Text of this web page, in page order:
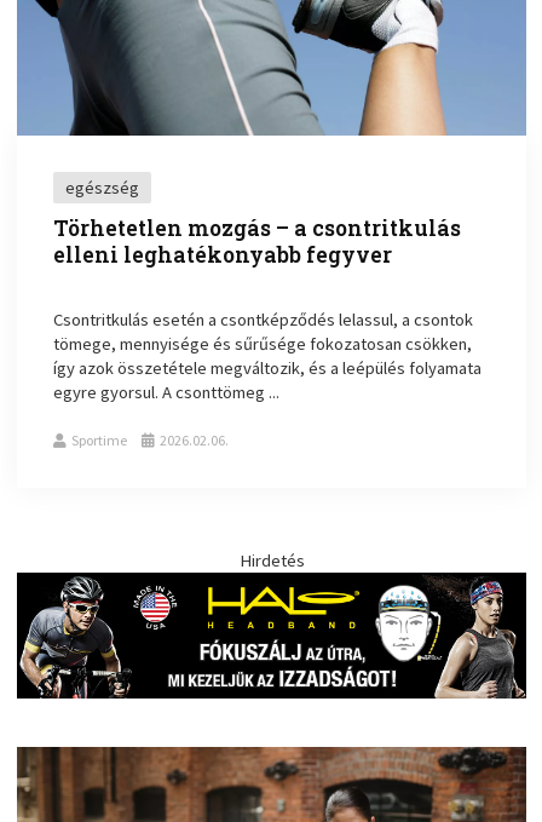
egészség
Törhetetlen mozgás – a csontritkulás
elleni leghatékonyabb fegyver
Csontritkulás esetén a csontképződés lelassul, a csontok
tömege, mennyisége és sűrűsége fokozatosan csökken,
így azok összetétele megváltozik, és a leépülés folyamata
egyre gyorsul. A csonttömeg ...
Sportime 2026.02.06.
Hirdetés